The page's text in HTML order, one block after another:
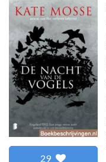
29